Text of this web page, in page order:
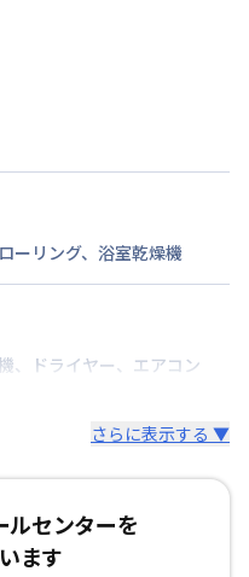
きるだけお早めにご
ーリング、 浴室乾燥機
、 ドライヤー、 エアコン
さらに表示する ▼
ルセンターを
ます